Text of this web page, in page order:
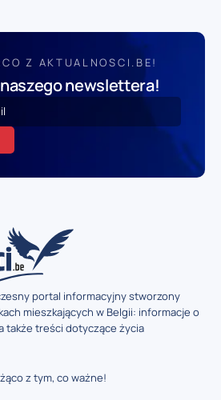
Z AKTUALNOSCI.BE!
newslettera!
portal informacyjny stworzony
mieszkających w Belgii: informacje o
także treści dotyczące życia
z tym, co ważne!